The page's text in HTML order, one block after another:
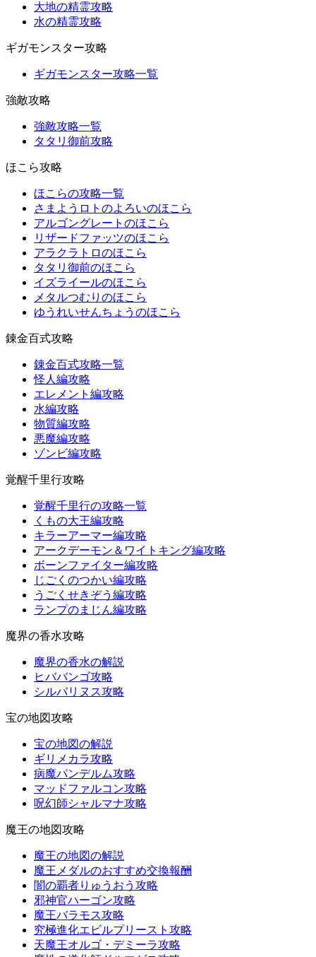
大地の精霊攻略
水の精霊攻略
ギガモンスター攻略
ギガモンスター攻略一覧
強敵攻略
強敵攻略一覧
タタリ御前攻略
ほこら攻略
ほこらの攻略一覧
さまようロトのよろいのほこら
アルゴングレートのほこら
リザードファッツのほこら
アラクラトロのほこら
タタリ御前のほこら
イズライールのほこら
メタルつむりのほこら
ゆうれいせんちょうのほこら
錬金百式攻略
錬金百式攻略一覧
怪人編攻略
エレメント編攻略
水編攻略
物質編攻略
悪魔編攻略
ゾンビ編攻略
覚醒千里行攻略
覚醒千里行の攻略一覧
くもの大王編攻略
キラーアーマー編攻略
アークデーモン＆ワイトキング編攻略
ボーンファイター編攻略
じごくのつかい編攻略
うごくせきぞう編攻略
ランプのまじん編攻略
魔界の香水攻略
魔界の香水の解説
ヒババンゴ攻略
シルバリヌス攻略
宝の地図攻略
宝の地図の解説
ギリメカラ攻略
病魔パンデルム攻略
マッドファルコン攻略
呪幻師シャルマナ攻略
魔王の地図攻略
魔王の地図の解説
魔王メダルのおすすめ交換報酬
闇の覇者りゅうおう攻略
邪神官ハーゴン攻略
魔王バラモス攻略
究極進化エビルプリースト攻略
天魔王オルゴ・デミーラ攻略